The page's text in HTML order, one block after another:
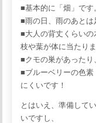
■基本的に「畑」です
■雨の日、雨のあとは
■大人の背丈くらいの
枝や葉が体に当たりま
■クモの巣があったり
■ブルーベリーの色
にくいです！
とはいえ、準備して
いですし、